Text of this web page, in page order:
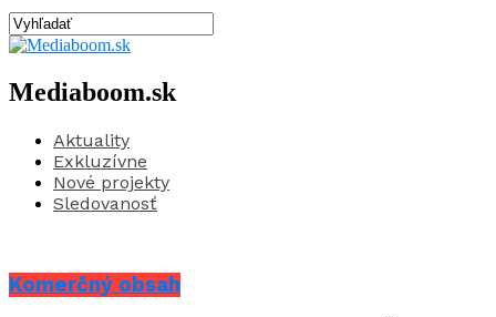
Mediaboom.sk
Aktuality
Exkluzívne
Nové projekty
Sledovanosť
Komerčný obsah